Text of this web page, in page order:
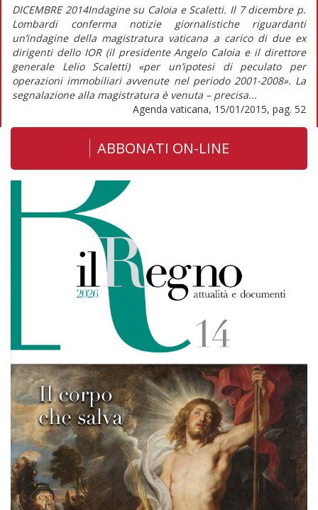
DICEMBRE 2014Indagine su Caloia e Scaletti. Il 7 dicembre p.
Lombardi conferma notizie giornalistiche riguardanti
un’indagine della magistratura vaticana a carico di due ex
dirigenti dello IOR (il presidente Angelo Caloia e il direttore
generale Lelio Scaletti) «per un’ipotesi di peculato per
operazioni immobiliari avvenute nel periodo 2001-2008». La
segnalazione alla magistratura è venuta – precisa...
Agenda vaticana, 15/01/2015, pag. 52
ABBONATI ON-LINE